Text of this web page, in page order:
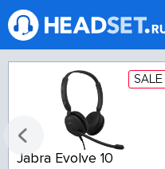
SALE
Jabra Evolve 10